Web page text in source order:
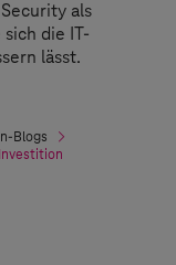
als
die IT-
lässt.
Blogs